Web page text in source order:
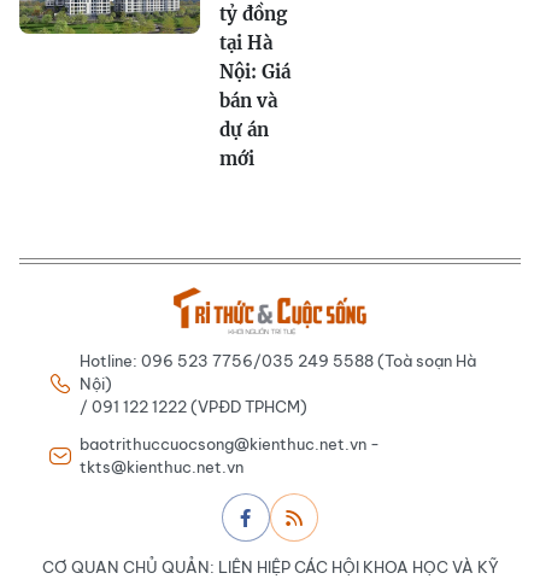
tỷ đồng
tại Hà
Nội: Giá
bán và
dự án
mới
Hotline: 096 523 7756/035 249 5588 (Toà soạn Hà
Nội)
/ 091 122 1222 (VPĐD TPHCM)
baotrithuccuocsong@kienthuc.net.vn -
tkts@kienthuc.net.vn
CƠ QUAN CHỦ QUẢN: LIÊN HIỆP CÁC HỘI KHOA HỌC VÀ KỸ